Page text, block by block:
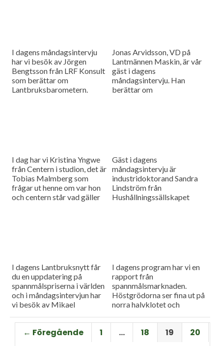
I dagens måndagsintervju
har vi besök av Jörgen
Bengtsson från LRF Konsult
som berättar om
Lantbruksbarometern.
Jonas Arvidsson, VD på
Lantmännen Maskin, är vår
gäst i dagens
måndagsintervju. Han
berättar om
I dag har vi Kristina Yngwe
från Centern i studion, det är
Tobias Malmberg som
frågar ut henne om var hon
och centern står vad gäller
Gäst i dagens
måndagsintervju är
industridoktorand Sandra
Lindström från
Hushållningssällskapet
I dagens Lantbruksnytt får
du en uppdatering på
spannmålspriserna i världen
och i måndagsintervjun har
vi besök av Mikael
Lantmännen.
I dagens program har vi en
rapport från
spannmålsmarknaden.
Höstgrödorna ser fina ut på
norra halvklotet och
Gäst i vår måndagsintervju
är Torbjörn Lithell från HK
Scan som berättar om
← Föregående 1 … 18 19 20